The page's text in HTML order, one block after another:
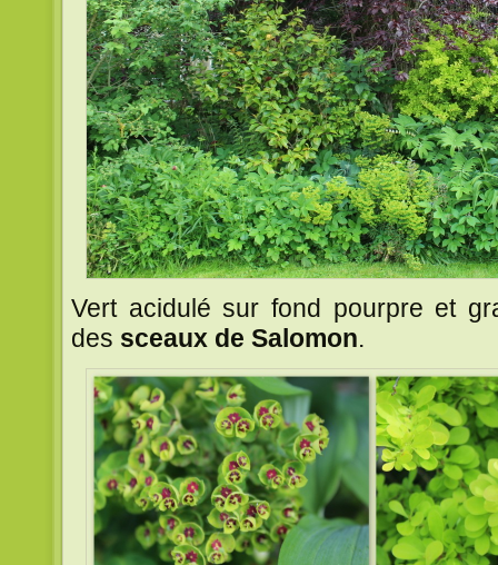
Vert acidulé sur fond pourpre et
des sceaux de Salomon.